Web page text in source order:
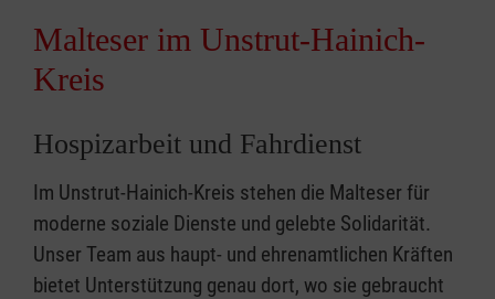
Malteser im Unstrut-Hainich-
Kreis
Hospizarbeit und Fahrdienst
Im Unstrut-Hainich-Kreis stehen die Malteser für
moderne soziale Dienste und gelebte Solidarität.
Unser Team aus haupt- und ehrenamtlichen Kräften
bietet Unterstützung genau dort, wo sie gebraucht